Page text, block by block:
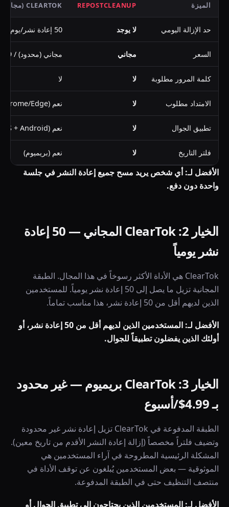
الميزة REPOSTCLEANUP CLEARTOK (مجاني)
حد الإزالة اليومي لا يوجد 50 إعادة نشر/يوم
السعر مجاني مجاني (محدود) / 4.99$/أسبوع غير محدود
كلمة المرور مطلوبة لا لا
الامتداد مطلوب لا نعم (Chrome/Edge)
تطبيق الجوال لا نعم (iOS + Android)
فلتر التاريخ لا نعم (بريميوم)
الأفضل لـ: أي شخص يريد مسح جميع إعادة النشر في جلسة
واحدة دون دفع.
الخيار 2: ClearTok المجاني — 50 إعادة
نشر يومياً
ClearTok هي الأداة الأكثر رسوخاً في هذا المجال. الطبقة
المجانية تزيل ما يصل إلى 50 إعادة نشر يومياً. للمستخدمين
الذين لديهم أقل من 50 إعادة نشر، هذا مناسب تماماً.
الأفضل لـ: المستخدمين الذين لديهم أقل من 50 إعادة نشر، أو
أولئك الذين يفضلون تطبيقاً للجوال.
الخيار 3: ClearTok بريميوم — غير محدود
بـ 4.99$/أسبوع
الطبقة المدفوعة في ClearTok تزيل إعادة نشر غير محدودة
وتضيف فلتراً مخصصاً (إزالة إعادة النشر الأقدم من تاريخ معين).
المشكلة الرئيسية المطروحة في آراء المستخدمين هي
الموثوقية — بعض المستخدمين يُبلغون عن توقف الأداة في
منتصف التنظيف حتى في الطبقة المدفوعة.
الأفضل لـ: المستخدمين الذين يحتاجون إلى تطبيق الجوال أو